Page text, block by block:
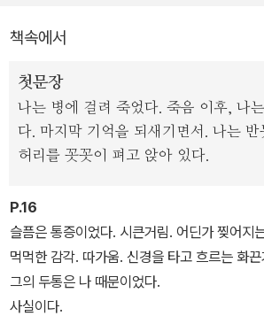
책속에서
첫문장
나는 병에 걸려 죽었다. 죽음 이후, 나
다. 마지막 기억을 되새기면서. 나는 반
허리를 꼿꼿이 펴고 앉아 있다.
P.16
슬픔은 통증이었다. 시큰거림. 어딘가 찢어지
먹먹한 감각. 따가움. 신경을 타고 흐르는 화
그의 두통은 나 때문이었다.
사실이다.